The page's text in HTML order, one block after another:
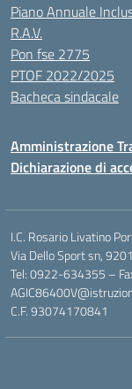
Piano Annuale
R.A.V.
Pon fse 2775
PTOF 2022/2025
Bacheca sindacale
Amministrazione
Dichiarazione di
I.C. Rosario Livatino
Via Dello Sport sn,
Tel: 0922-634355 –
C.F. 93074170841